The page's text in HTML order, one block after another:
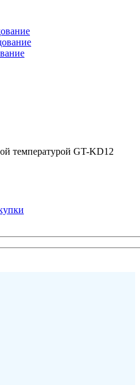
температурой GT-KD12